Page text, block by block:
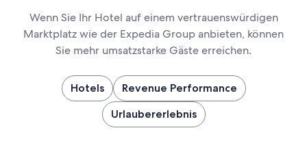
Wenn Sie Ihr Hotel auf einem vertrauenswürdigen
Marktplatz wie der Expedia Group anbieten, können
Sie mehr umsatzstarke Gäste erreichen.
Hotels
Revenue Performance
Urlaubererlebnis